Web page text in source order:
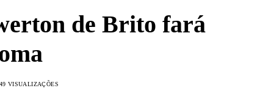
de Brito fará
VISUALIZAÇÕES